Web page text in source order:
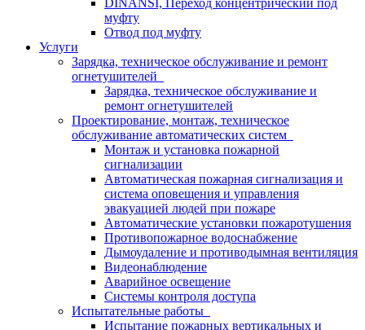
DINANSI, Переход концентрический под
муфту
Отвод под муфту
Услуги
Зарядка, техническое обслуживание и ремонт
огнетушителей
Зарядка, техническое обслуживание и
ремонт огнетушителей
Проектирование, монтаж, техническое
обслуживание автоматических систем
Монтаж и установка пожарной
сигнализации
Автоматическая пожарная сигнализация и
система оповещения и управления
эвакуацией людей при пожаре
Автоматические установки пожаротушения
Противопожарное водоснабжение
Дымоудаление и противодымная вентиляция
Видеонаблюдение
Аварийное освещение
Системы контроля доступа
Испытательные работы
Испытание пожарных вертикальных и